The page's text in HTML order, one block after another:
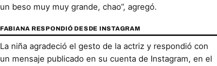
un beso muy muy grande, chao”, agregó.
FABIANA RESPONDIÓ DESDE INSTAGRAM
La niña agradeció el gesto de la actriz y respondió con
un mensaje publicado en su cuenta de Instagram, en el